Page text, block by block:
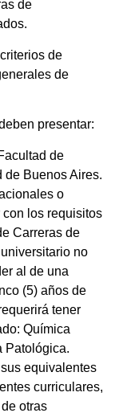
de
de
de
presentar:
de
de Buenos Aires.
o
los requisitos
Carreras de
no
al de una
(5) años de
tener
Química
Patológica.
equivalentes
curriculares,
otras